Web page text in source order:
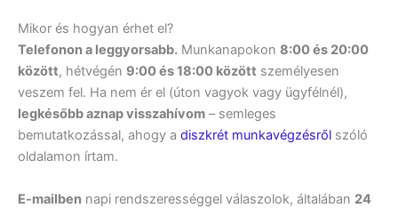
Mikor és hogyan érhet el?
Telefonon a leggyorsabb. Munkanapokon 8:00 és 20:00
között, hétvégén 9:00 és 18:00 között személyesen
veszem fel. Ha nem ér el (úton vagyok vagy ügyfélnél),
legkésőbb aznap visszahívom – semleges
bemutatkozással, ahogy a diszkrét munkavégzésről szóló
oldalamon írtam.
E-mailben napi rendszerességgel válaszolok, általában 24